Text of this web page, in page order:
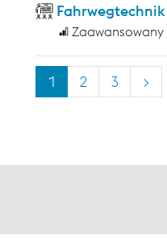
Fahrwegtechnik
Zaawansowany
1 2 3 >